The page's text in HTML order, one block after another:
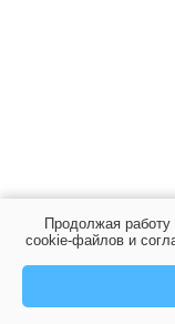
Продолжая
cookie-файлов и